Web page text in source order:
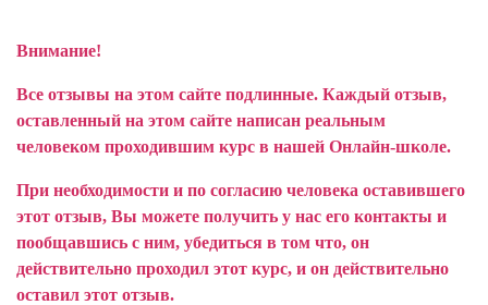
Внимание!
Все отзывы на этом сайте подлинные. Каждый отзыв,
оставленный на этом сайте написан реальным
человеком проходившим курс в нашей Онлайн-школе.
При необходимости и по согласию человека оставившего
этот отзыв, Вы можете получить у нас его контакты и
пообщавшись с ним, убедиться в том что, он
действительно проходил этот курс, и он действительно
оставил этот отзыв.